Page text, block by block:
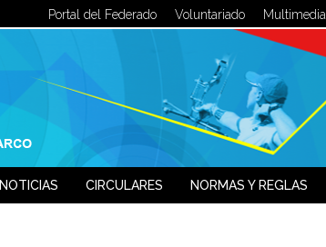
Portal del Federado Voluntariado Multimedia
NOTICIAS CIRCULARES NORMAS Y REGLAS
LOG INORSIGN UP
Usuario
Contraseña